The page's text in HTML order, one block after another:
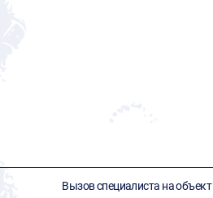
Вызов специалиста на объект